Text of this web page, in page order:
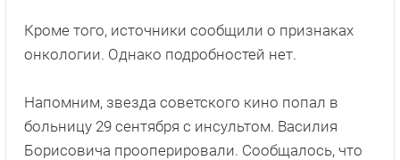
Кроме того, источники сообщили о признаках
онкологии. Однако подробностей нет.
Напомним, звезда советского кино попал в
больницу 29 сентября с инсультом. Василия
Борисовича прооперировали. Сообщалось, что